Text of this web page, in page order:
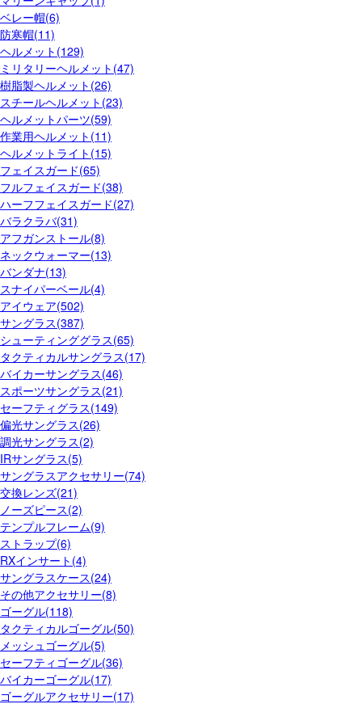
ベレー帽(6)
防寒帽(11)
ヘルメット(129)
ミリタリーヘルメット(47)
樹脂製ヘルメット(26)
スチールヘルメット(23)
ヘルメットパーツ(59)
作業用ヘルメット(11)
ヘルメットライト(15)
フェイスガード(65)
フルフェイスガード(38)
ハーフフェイスガード(27)
バラクラバ(31)
アフガンストール(8)
ネックウォーマー(13)
バンダナ(13)
スナイパーベール(4)
アイウェア(502)
サングラス(387)
シューティンググラス(65)
タクティカルサングラス(17)
バイカーサングラス(46)
スポーツサングラス(21)
セーフティグラス(149)
偏光サングラス(26)
調光サングラス(2)
IRサングラス(5)
サングラスアクセサリー(74)
交換レンズ(21)
ノーズピース(2)
テンプルフレーム(9)
ストラップ(6)
RXインサート(4)
サングラスケース(24)
その他アクセサリー(8)
ゴーグル(118)
タクティカルゴーグル(50)
メッシュゴーグル(5)
セーフティゴーグル(36)
バイカーゴーグル(17)
ゴーグルアクセサリー(17)